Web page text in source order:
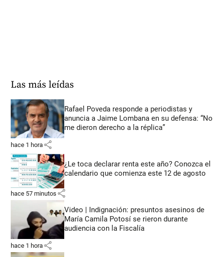
Las más leídas
Rafael Poveda responde a periodistas y
anuncia a Jaime Lombana en su defensa: “No
me dieron derecho a la réplica”
hace 1 hora share
¿Le toca declarar renta este año? Conozca el
calendario que comienza este 12 de agosto
hace 57 minutos share
Video | Indignación: presuntos asesinos de
María Camila Potosí se rieron durante
audiencia con la Fiscalía
hace 1 hora share